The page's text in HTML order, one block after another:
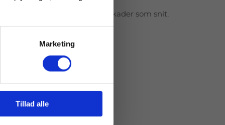
Marketing
Tillad alle
: Inspektion af dine dæk for skader som snit,
er vigtigt for din sikkerhed.